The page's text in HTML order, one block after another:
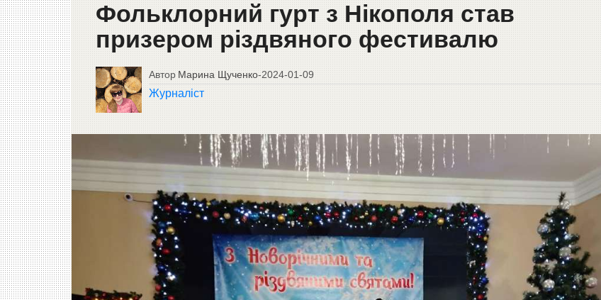
Фольклорний гурт з Нікополя став
призером різдвяного фестивалю
Автор Марина Щученко-2024-01-09
Журналіст